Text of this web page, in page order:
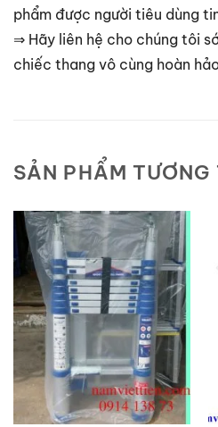
phẩm được người tiêu dùng
⇒ Hãy liên hệ cho chúng tôi
chiếc thang vô cùng hoàn
SẢN PHẨM TƯƠNG